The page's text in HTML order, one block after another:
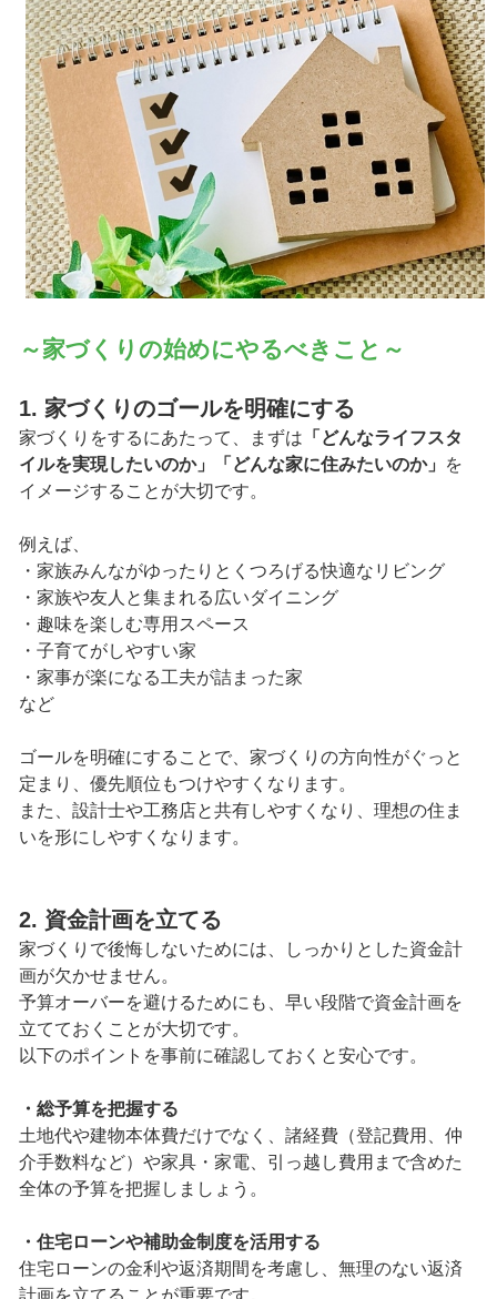
～家づくりの始めにやるべきこと～
1. 家づくりのゴールを明確にする
家づくりをするにあたって、まずは 「どんなライフスタ
イルを実現したいのか」「どんな家に住みたいのか」
を
イメージすることが大切です。
例えば、
・家族みんながゆったりとくつろげる快適なリビング
・家族や友人と集まれる広いダイニング
・趣味を楽しむ専用スペース
・子育てがしやすい家
・家事が楽になる工夫が詰まった家
など
ゴールを明確にすることで、家づくりの方向性がぐっと
定まり、優先順位もつけやすくなります。
また、設計士や工務店と共有しやすくなり、理想の住ま
いを形にしやすくなります。
2. 資金計画を立てる
家づくりで後悔しないためには、しっかりとした資金計
画が欠かせません。
予算オーバーを避けるためにも、早い段階で資金計画を
立てておくことが大切です。
以下のポイントを事前に確認しておくと安心です。
・総予算を把握する
土地代や建物本体費だけでなく、諸経費（登記費用、仲
介手数料など）や家具・家電、引っ越し費用まで含めた
全体の予算を把握しましょう。
・住宅ローンや補助金制度を活用する
住宅ローンの金利や返済期間を考慮し、無理のない返済
計画を立てることが重要です。